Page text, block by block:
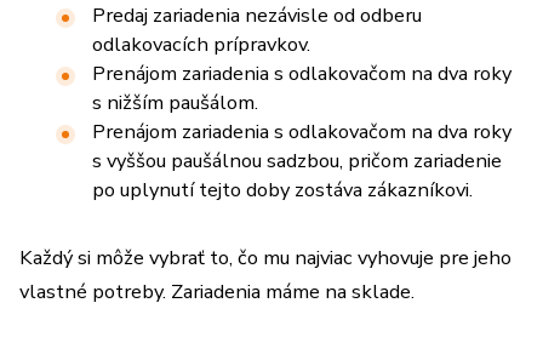
Predaj zariadenia nezávisle od odberu
odlakovacích prípravkov.
Prenájom zariadenia s odlakovačom na dva roky
s nižším paušálom.
Prenájom zariadenia s odlakovačom na dva roky
s vyššou paušálnou sadzbou, pričom zariadenie
po uplynutí tejto doby zostáva zákazníkovi.
Každý si môže vybrať to, čo mu najviac vyhovuje pre jeho
vlastné potreby. Zariadenia máme na sklade.